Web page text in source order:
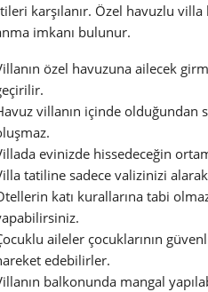
karşılanır. Özel havuzlu
imkanı bulunur.
özel havuzuna ailecek
villanın içinde olduğundan
evinizde hissedeceğin
tatiline sadece valizinizi
katı kurallarına tabi
aileler çocuklarının
edebilirler.
balkonunda mangal